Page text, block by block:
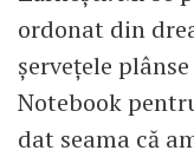
ordonat din
şerveţele
Notebook
dat seama că